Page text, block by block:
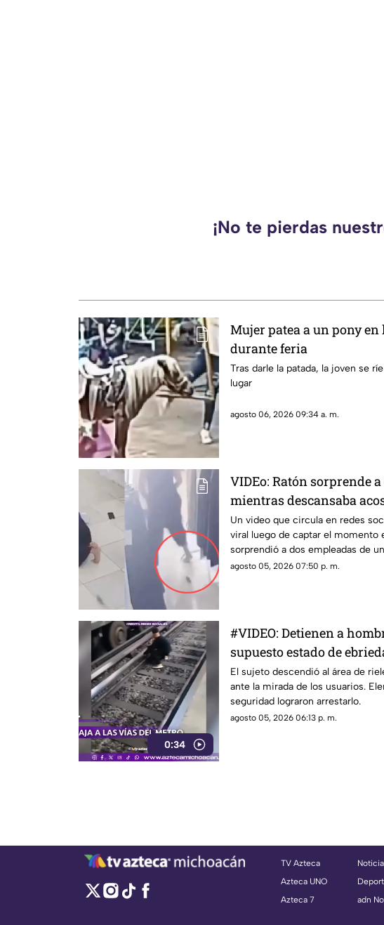
¡No te pierdas
Mujer patea a un pony en
durante feria
Tras darle la patada, la joven se
lugar
agosto 06, 2026 09:34 a. m.
VIDEo: Ratón sorprende
mientras descansaba
piso en horario laboral y
vuelve viral
Un video que circula en redes
viral luego de captar el momento
sorprendió a dos empleadas de
que, presuntamente durante su
agosto 05, 2026 07:50 p. m.
0:34
#VIDEO: Detienen a
supuesto estado de
las vías del metro.
El sujeto descendió al área de
ante la mirada de los usuarios.
seguridad lograron arrestarlo.
agosto 05, 2026 06:13 p. m.
TV Azteca
Azteca UNO
Azteca 7
adn